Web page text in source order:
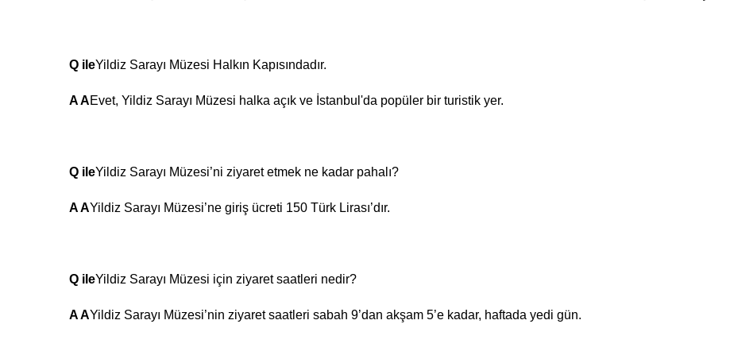
Q ileYildiz Sarayı Müzesi Halkın Kapısındadır.
A AEvet, Yildiz Sarayı Müzesi halka açık ve İstanbul'da popüler bir turistik yer.
Q ileYildiz Sarayı Müzesi’ni ziyaret etmek ne kadar pahalı?
A AYildiz Sarayı Müzesi’ne giriş ücreti 150 Türk Lirası’dır.
Q ileYildiz Sarayı Müzesi için ziyaret saatleri nedir?
A AYildiz Sarayı Müzesi’nin ziyaret saatleri sabah 9’dan akşam 5’e kadar, haftada yedi gün.